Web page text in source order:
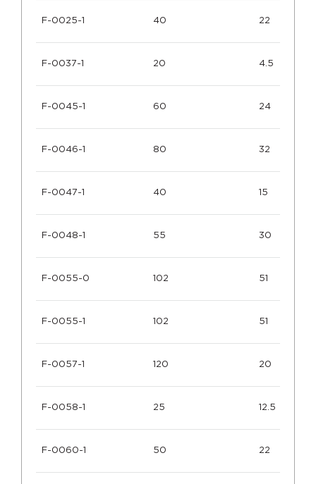
F-0025-1 40 22
F-0037-1 20 4.5
F-0045-1 60 24
F-0046-1 80 32
F-0047-1 40 15
F-0048-1 55 30
F-0055-0 102 51
F-0055-1 102 51
F-0057-1 120 20
F-0058-1 25 12.5
F-0060-1 50 22